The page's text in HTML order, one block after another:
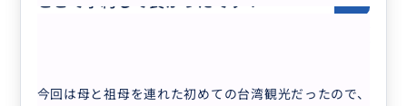
今回は母と祖母を連れた初めての台湾観光だったので、